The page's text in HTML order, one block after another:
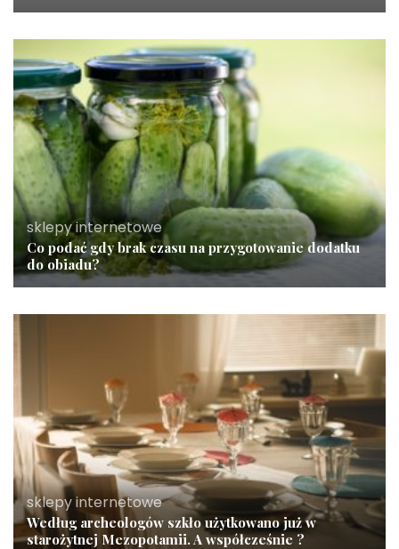
sklepy internetowe
Co podać gdy brak czasu na przygotowanie dodatku
do obiadu?
sklepy internetowe
Według archeologów szkło użytkowano już w
starożytnej Mezopotamii. A współcześnie ?